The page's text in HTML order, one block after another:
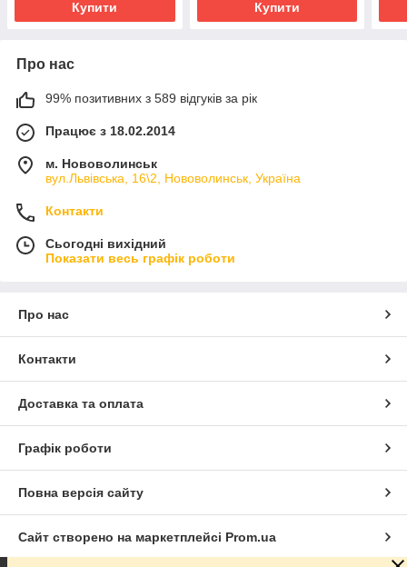
Купити Купити
Про нас
99% позитивних з 589 відгуків за рік
Працює з 18.02.2014
м. Нововолинськ
вул.Львівська, 16\2, Нововолинськ, Україна
Контакти
Сьогодні вихідний
Показати весь графік роботи
Про нас
Контакти
Доставка та оплата
Графік роботи
Повна версія сайту
Сайт створено на маркетплейсі Prom.ua